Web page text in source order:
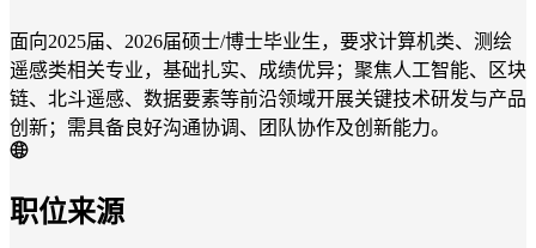
面向2025届、2026届硕士/博士毕业生，要求计算机类、测绘
遥感类相关专业，基础扎实、成绩优异；聚焦人工智能、区块
链、北斗遥感、数据要素等前沿领域开展关键技术研发与产品
创新；需具备良好沟通协调、团队协作及创新能力。
职位来源